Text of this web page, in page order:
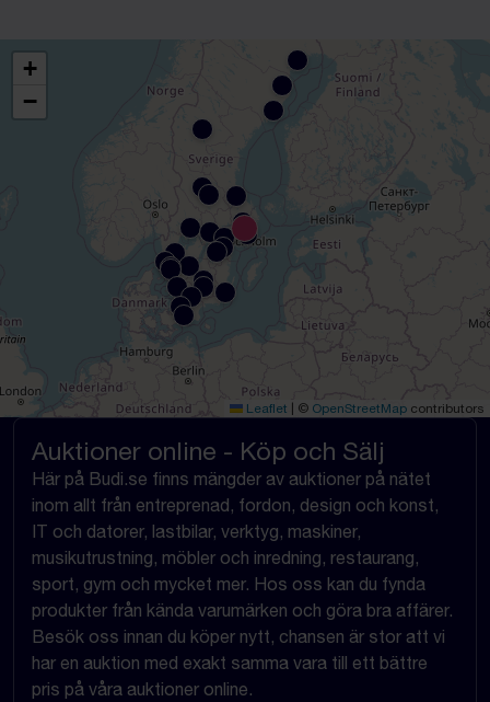
+
−
Leaflet © OpenStreetMap contributors
Auktioner online - Köp och Sälj
Här på Budi.se finns mängder av auktioner på nätet
inom allt från entreprenad, fordon, design och konst,
IT och datorer, lastbilar, verktyg, maskiner,
musikutrustning, möbler och inredning, restaurang,
sport, gym och mycket mer. Hos oss kan du fynda
produkter från kända varumärken och göra bra affärer.
Besök oss innan du köper nytt, chansen är stor att vi
har en auktion med exakt samma vara till ett bättre
pris på våra auktioner online.